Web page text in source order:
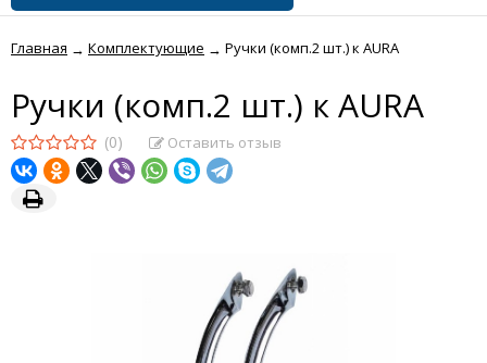
Главная → Комплектующие → Ручки (комп.2 шт.) к AURA
Ручки (комп.2 шт.) к AURA
(0) Оставить отзыв